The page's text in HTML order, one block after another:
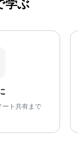
学ぶ
ート共有まで